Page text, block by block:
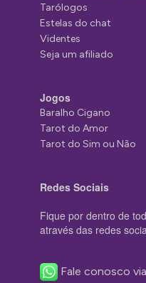
Tarólogos
Estelas do chat
Videntes
Seja um afiliado
Jogos
Baralho Cigano
Tarot do Amor
Tarot do Sim ou Não
Redes Sociais
Fique por dentro de
através das redes
Fale conosco